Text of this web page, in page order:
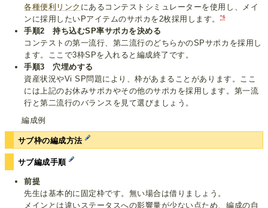
各種便利リンク にあるコンテストシミュレーターを使用し、メイ
ンに採用したいPアイテムのサポカを2枚採用します。*6
手順2 持ち込むSP率サポカを決める
コンテストの第一流行、第二流行のどちらかのSPサポカを採用し
ます。ここで3枠SPを入れると編成終了です。
手順3 穴埋めする
資産状況やVi SP問題により、枠があまることがあります。ここ
には上記のお休みサポカやその他のサポカを採用します。第一流
行と第二流行のバランスを見て選びましょう。
編成例
サブ枠の編成方法
サブ編成手順
前提
先生は基本的に固定枠です。無い場合は借りましょう。
メインとは違いステータスへの影響量が少ない点ため、編成の自